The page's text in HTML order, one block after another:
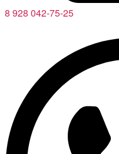
8 928 042-75-25